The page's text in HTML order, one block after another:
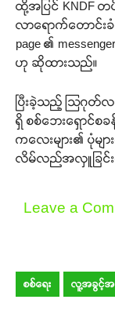
ထို့အပြင် KNDF တ
လာရောက်တောင်းခံ
page ၏
ဟု ဆိုထားသည်။
ပြီးခဲ့သည့် သြဂုတ်
ရှိ စစ်ဘေးရှောင်စခ
ကလေးများ၏ ပုံမျာ
လိမ်လည်အလှူခြင်းမ
Leave a
စစ်ရေး လူ့အခွင့်အ